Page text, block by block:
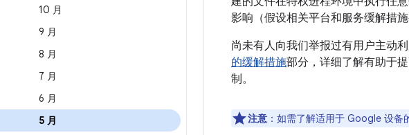
10 月
9 月
8 月
7 月
6 月
5 月
影响（假设相关平台和服务缓解措
尚未有人向我们举报过有用户主动
的缓解措施部分，详细了解有助于
制。
注意 ：如需了解适用于 Google 设备